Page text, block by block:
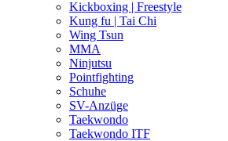
Kickboxing | Freestyle
Kung fu | Tai Chi
Wing Tsun
MMA
Ninjutsu
Pointfighting
Schuhe
SV-Anzüge
Taekwondo
Taekwondo ITF